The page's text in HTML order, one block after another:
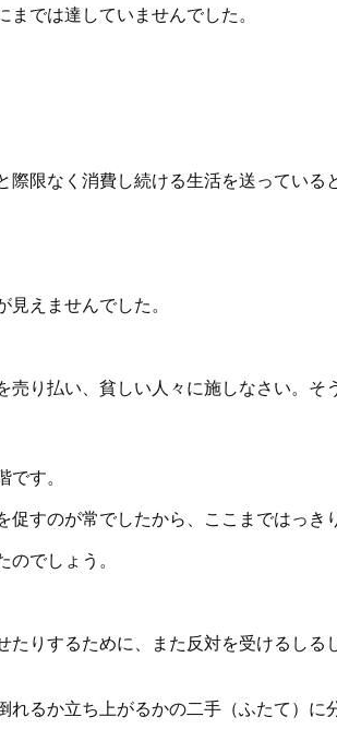
では達していませんでした。
限なく消費し続ける生活を送っている
えませんでした。
り払い、貧しい人々に施しなさい。そ
す。
すのが常でしたから、ここまではっき
でしょう。
りするために、また反対を受けるしる
るか立ち上がるかの二手（ふたて）に